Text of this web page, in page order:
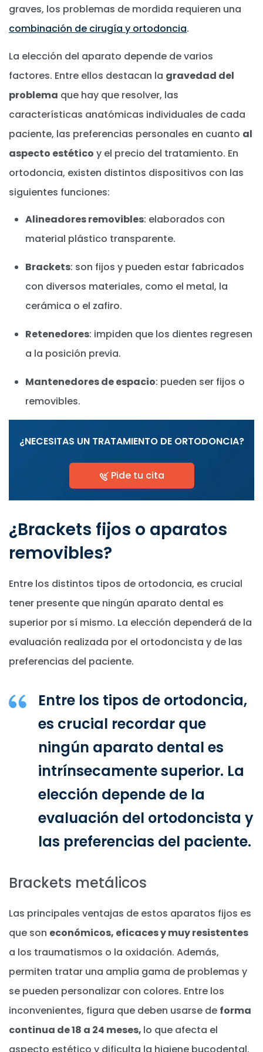
graves, los problemas de mordida requieren una
combinación de cirugía y ortodoncia.
La elección del aparato depende de varios
factores. Entre ellos destacan la gravedad del
problema que hay que resolver, las
características anatómicas individuales de cada
paciente, las preferencias personales en cuanto al
aspecto estético y el precio del tratamiento. En
ortodoncia, existen distintos dispositivos con las
siguientes funciones:
Alineadores removibles: elaborados con
material plástico transparente.
Brackets: son fijos y pueden estar fabricados
con diversos materiales, como el metal, la
cerámica o el zafiro.
Retenedores: impiden que los dientes regresen
a la posición previa.
Mantenedores de espacio: pueden ser fijos o
removibles.
¿NECESITAS UN TRATAMIENTO DE ORTODONCIA?
Pide tu cita
¿Brackets fijos o aparatos
removibles?
Entre los distintos tipos de ortodoncia, es crucial
tener presente que ningún aparato dental es
superior por sí mismo. La elección dependerá de la
evaluación realizada por el ortodoncista y de las
preferencias del paciente.
Entre los tipos de ortodoncia,
es crucial recordar que
ningún aparato dental es
intrínsecamente superior. La
elección depende de la
evaluación del ortodoncista y
las preferencias del paciente.
Brackets metálicos
Las principales ventajas de estos aparatos fijos es
que son económicos, eficaces y muy resistentes
a los traumatismos o la oxidación. Además,
permiten tratar una amplia gama de problemas y
se pueden personalizar con colores. Entre los
inconvenientes, figura que deben usarse de forma
continua de 18 a 24 meses, lo que afecta el